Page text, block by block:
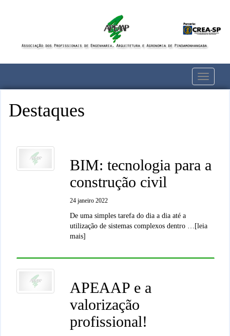
Toggle
Destaques
BIM: tecnologia para a
construção civil
24 janeiro 2022
De uma simples tarefa do dia a dia até a
utilização de sistemas complexos dentro …[leia
mais]
APEAAP e a
valorização
profissional!